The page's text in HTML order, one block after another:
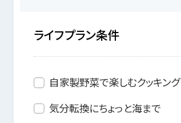
ライフプラン条件
自家製野菜で楽しむクッキング
気分転換にちょっと海まで